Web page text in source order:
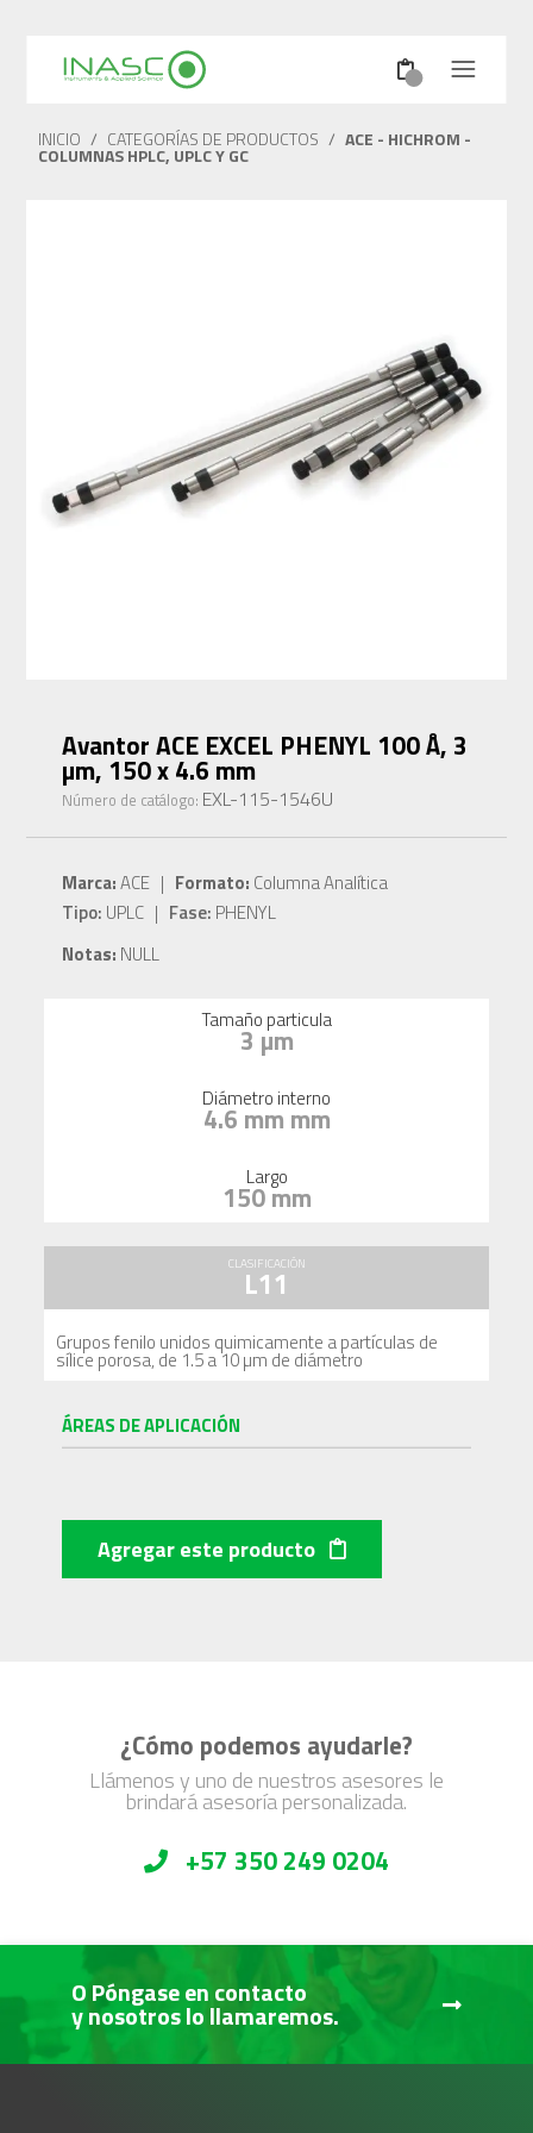
INICIO / CATEGORÍAS DE PRODUCTOS / ACE - HICHROM -
COLUMNAS HPLC, UPLC Y GC
Avantor ACE EXCEL PHENYL 100 Å, 3
µm, 150 x 4.6 mm
Número de catálogo: EXL-115-1546U
Marca:ACE | Formato: Columna Analítica
Tipo: UPLC | Fase: PHENYL
Notas: NULL
Tamaño particula
3 µm
Diámetro interno
4.6 mm mm
Largo
150 mm
CLASIFICACIÓN
L11
Grupos fenilo unidos quimicamente a partículas de
sílice porosa, de 1.5 a 10 µm de diámetro
ÁREAS DE APLICACIÓN
Agregar este producto
¿Cómo podemos ayudarle?
Llámenos y uno de nuestros asesores le
brindará asesoría personalizada.
+57 350 249 0204
O Póngase en contacto
y nosotros lo llamaremos.